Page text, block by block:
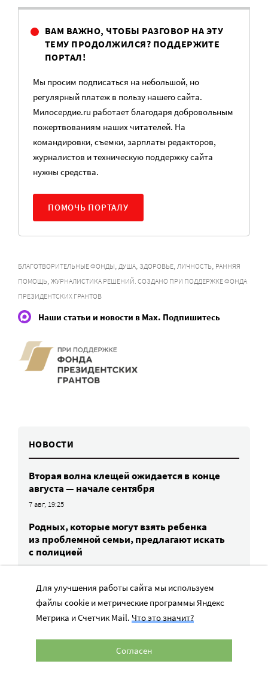
ВАМ ВАЖНО, ЧТОБЫ РАЗГОВОР НА ЭТУ
ТЕМУ ПРОДОЛЖИЛСЯ? ПОДДЕРЖИТЕ
ПОРТАЛ!
Мы просим подписаться на небольшой, но
регулярный платеж в пользу нашего сайта.
Милосердие.ru работает благодаря добровольным
пожертвованиям наших читателей. На
командировки, съемки, зарплаты редакторов,
журналистов и техническую поддержку сайта
нужны средства.
ПОМОЧЬ ПОРТАЛУ
БЛАГОТВОРИТЕЛЬНЫЕ ФОНДЫ, ДУША, ЗДОРОВЬЕ, ЛИЧНОСТЬ, РАННЯЯ
ПОМОЩЬ, ЖУРНАЛИСТИКА РЕШЕНИЙ. СОЗДАНО ПРИ ПОДДЕРЖКЕ ФОНДА
ПРЕЗИДЕНТСКИХ ГРАНТОВ
Наши статьи и новости в Max. Подпишитесь
НОВОСТИ
Вторая волна клещей ожидается в конце
августа — начале сентября
7 авг, 19:25
Родных, которые могут взять ребенка
из проблемной семьи, предлагают искать
с полицией
7 авг, 17:06
Родителей детей-инвалидов просят пройти
опрос о трудоустройстве
7 авг, 15:34
«Энхерту» от рака груди включили
в перечень жизненно важных препаратов
Для улучшения работы сайта мы используем
файлы cookie и метрические программы Яндекс
Метрика и Счетчик Mail. Что это значит?
Согласен